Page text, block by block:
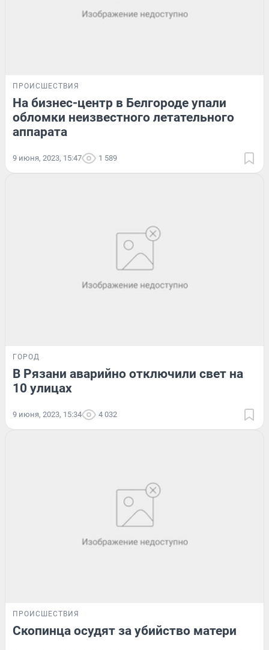
ПРОИСШЕСТВИЯ
На бизнес-центр в Белгороде упали
обломки неизвестного летательного
аппарата
9 июня, 2023, 15:47 1 589
ГОРОД
В Рязани аварийно отключили свет на
10 улицах
9 июня, 2023, 15:34 4 032
ПРОИСШЕСТВИЯ
Скопинца осудят за убийство матери